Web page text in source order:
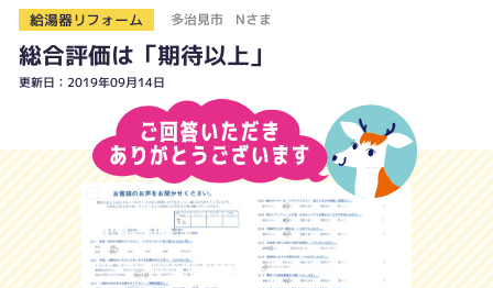
給湯器リフォーム 多治見市 Nさま
総合評価は「期待以上」
更新日：2019年09月14日